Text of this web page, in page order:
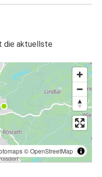
die aktuellste
©OpenStreetMap